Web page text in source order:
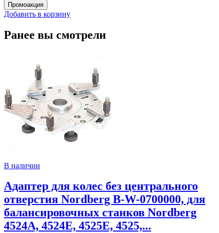
Добавить в корзину
Ранее вы смотрели
В наличии
Адаптер для колес без центрального
отверстия Nordberg B-W-0700000, для
балансировочных станков Nordberg
4524A, 4524E, 4525E, 4525,...